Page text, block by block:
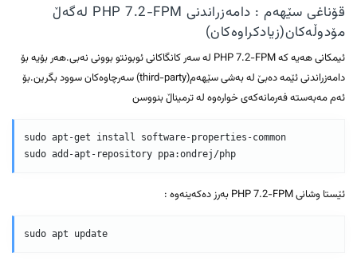
قۆناغی سێهەم : دامەزراندنی PHP 7.2-FPM لەگەڵ
مۆدوڵەکان(زیادکراوەکان)
ئیمکانی هەیە کە PHP 7.2-FPM لە سەر کانگاکانی ئوبونتو بوونی نەبی.هەر بۆیە بۆ
دامەزراندنی ئێمە دەبێ لە بەشی سێهەم(third-party) سەرچاوەکان سوود بگرین.بۆ
ئەم مەبەستە فەرمانەکەی خوارەوە لە ترمیناڵ بنووسن
sudo apt-get install software-properties-common
ئێستا وشانی PHP 7.2-FPM بەرز دەکەینەوە :